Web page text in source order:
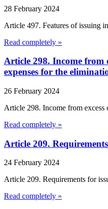
28 February 2024
Article 497. Features of issuing
Read completely »
Article 298. Income from
expenses for the
26 February 2024
Article 298. Income from excess
Read completely »
Article 209.
24 February 2024
Article 209. Requirements for
Read completely »